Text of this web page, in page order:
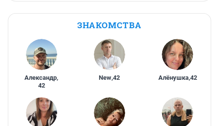
ЗНАКОМСТВА
Александр,
42
New,42 Алёнушка,42